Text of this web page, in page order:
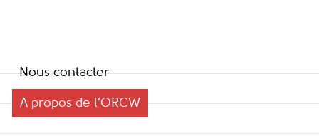
Nous contacter
A propos de l’ORCW